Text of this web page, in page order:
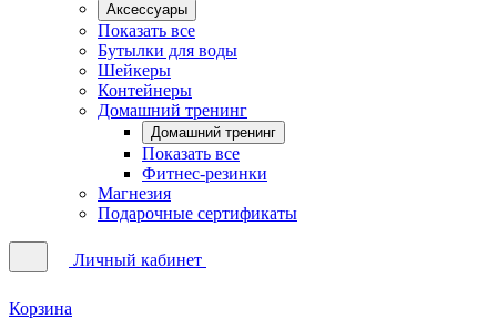
Аксессуары
Показать все
Бутылки для воды
Шейкеры
Контейнеры
Домашний тренинг
Домашний тренинг
Показать все
Фитнес-резинки
Магнезия
Подарочные сертификаты
Личный кабинет
Корзина